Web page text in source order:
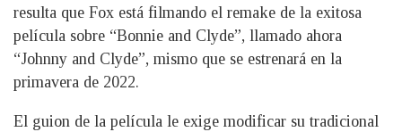
resulta que Fox está filmando el remake de la exitosa
película sobre “Bonnie and Clyde”, llamado ahora
“Johnny and Clyde”, mismo que se estrenará en la
primavera de 2022.
El guion de la película le exige modificar su tradicional